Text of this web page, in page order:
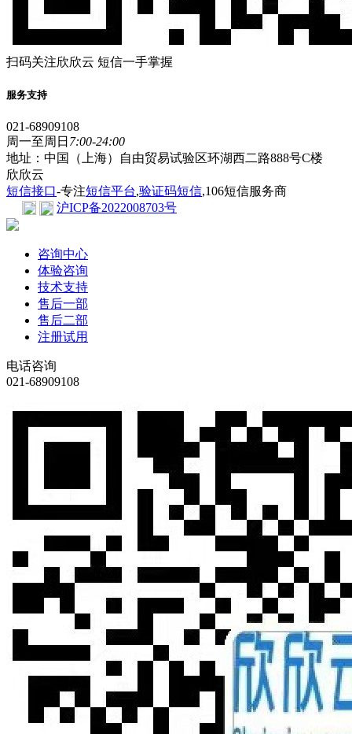
扫码关注欣欣云 短信一手掌握
服务支持
021-68909108
周一至周日 7:00-24:00
地址：中国（上海）自由贸易试验区环湖西二路888号C楼
欣欣云
短信接口-专注短信平台,验证码短信,106短信服务商
沪ICP备2022008703号
咨询中心
体验咨询
技术支持
售后一部
售后二部
注册试用
电话咨询
021-68909108